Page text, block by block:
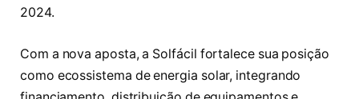
2024.
Com a nova aposta, a Solfácil fortalece sua posição
como ecossistema de energia solar, integrando